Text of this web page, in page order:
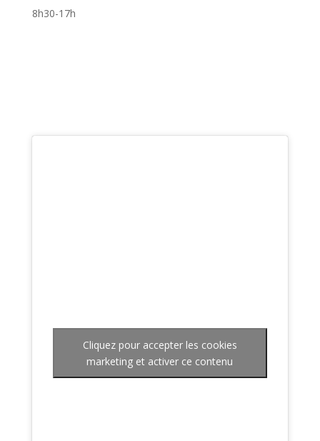
8h30-17h
Cliquez pour accepter les cookies
marketing et activer ce contenu